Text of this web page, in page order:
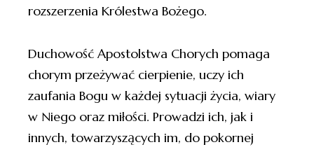
rozszerzenia Królestwa Bożego.
Duchowość Apostolstwa Chorych pomaga
chorym przeżywać cierpienie, uczy ich
zaufania Bogu w każdej sytuacji życia, wiary
w Niego oraz miłości. Prowadzi ich, jak i
innych, towarzyszących im, do pokornej